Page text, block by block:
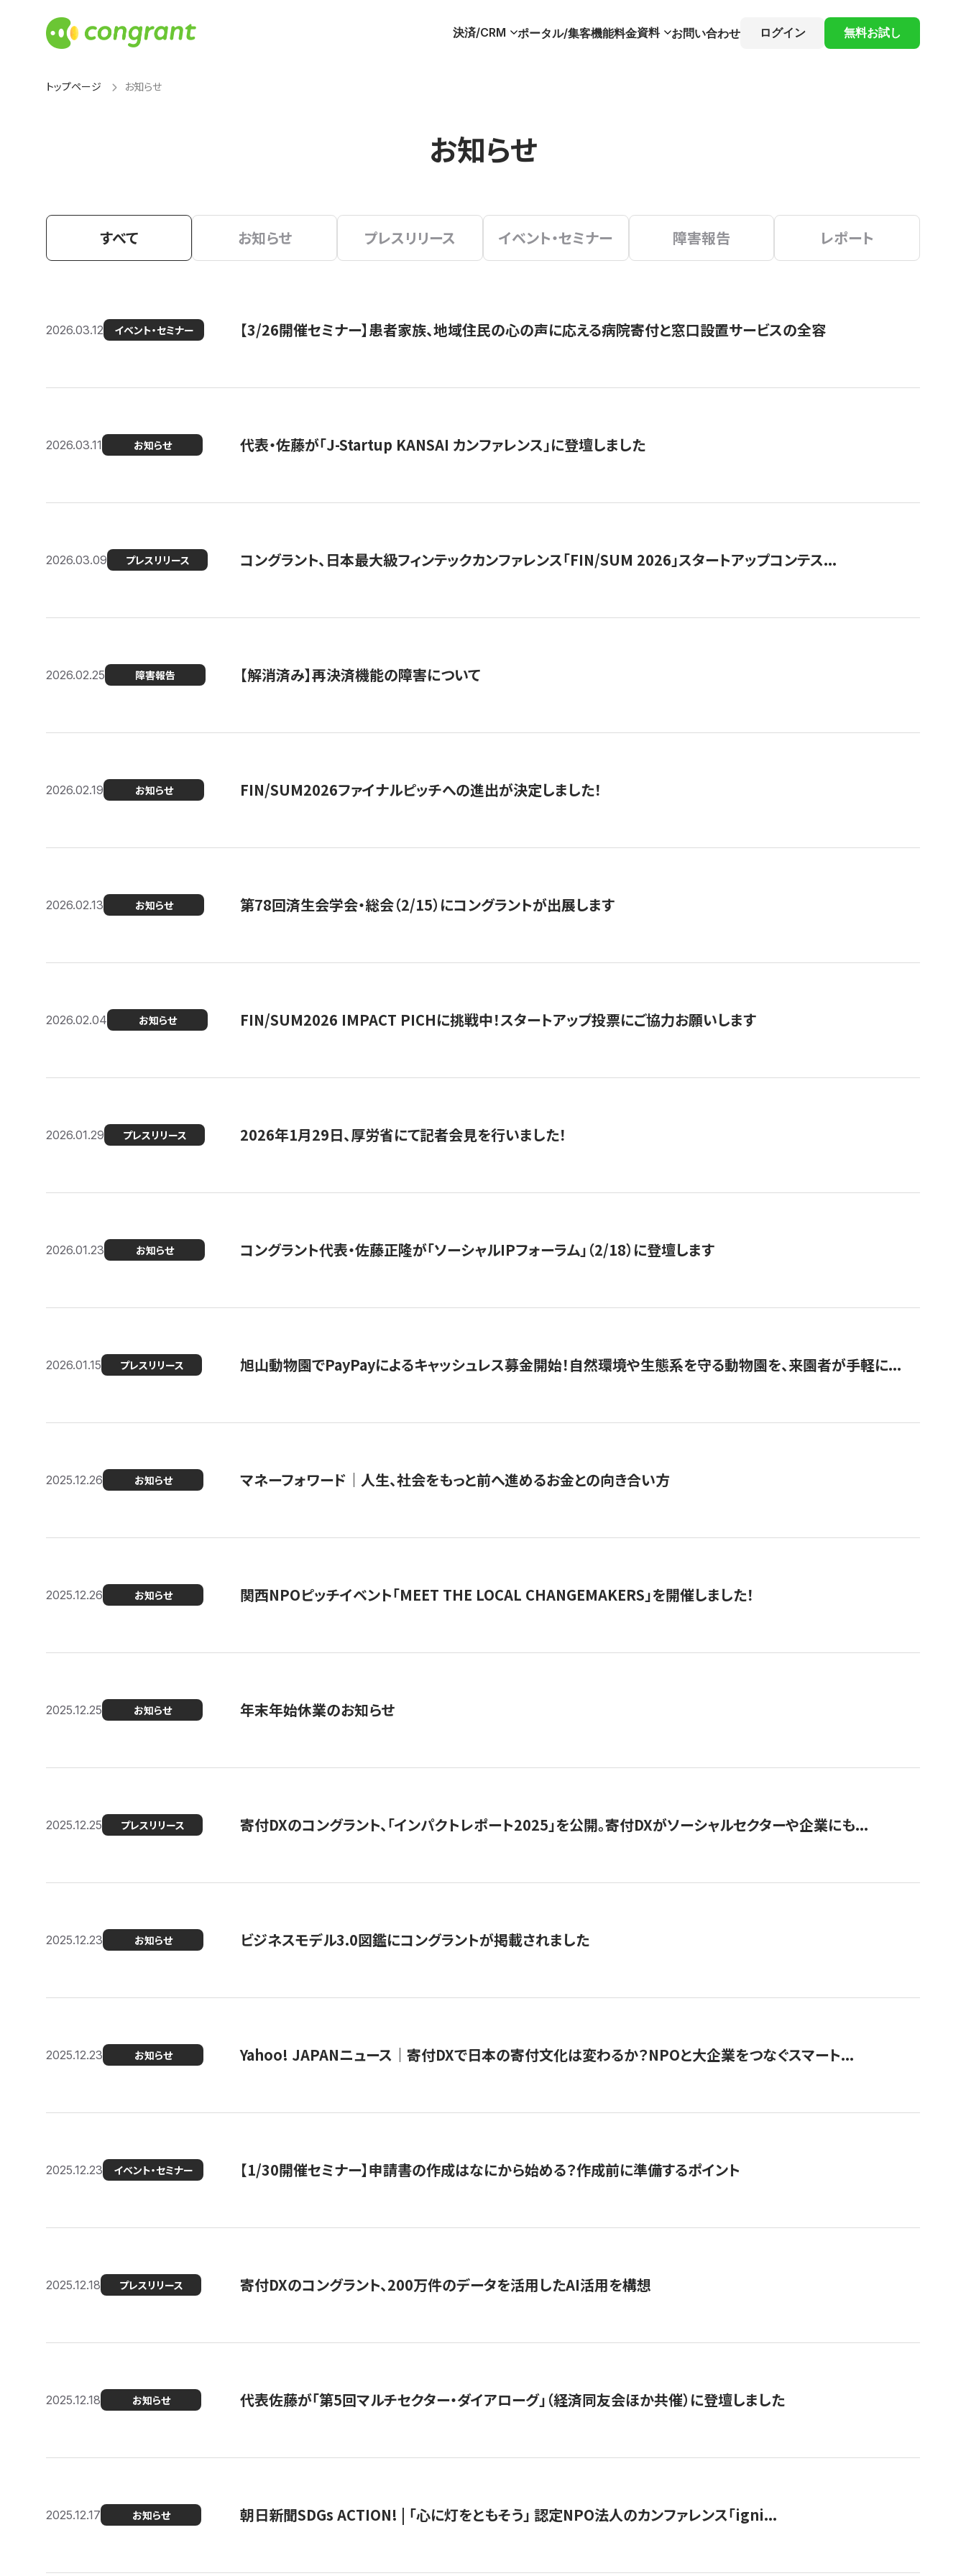
決済/CRM ポータル/集客機能料金資料 お問い合わせ ログイン 無料お試し
トップページ お知らせ
お知らせ
すべて お知らせ プレスリリース イベント・セミナー 障害報告 レポート
2026.03.12 イベント・セミナー 【3/26開催セミナー】患者家族、地域住民の心の声に応える病院寄付と窓口設置サービスの全容
2026.03.11 お知らせ 代表・佐藤が「J-Startup KANSAI カンファレンス」に登壇しました
2026.03.09 プレスリリース コングラント、日本最大級フィンテックカンファレンス「FIN/SUM 2026」スタートアップコンテス...
2026.02.25 障害報告 【解消済み】再決済機能の障害について
2026.02.19 お知らせ FIN/SUM2026ファイナルピッチへの進出が決定しました！
2026.02.13 お知らせ 第78回済生会学会・総会（2/15）にコングラントが出展します
2026.02.04 お知らせ FIN/SUM2026 IMPACT PICHに挑戦中！スタートアップ投票にご協力お願いします
2026.01.29 プレスリリース 2026年1月29日、厚労省にて記者会見を行いました！
2026.01.23 お知らせ コングラント代表・佐藤正隆が「ソーシャルIPフォーラム」（2/18）に登壇します
2026.01.15 プレスリリース 旭山動物園でPayPayによるキャッシュレス募金開始！自然環境や生態系を守る動物園を、来園者が手軽に...
2025.12.26 お知らせ マネーフォワード｜人生、社会をもっと前へ進めるお金との向き合い方
2025.12.26 お知らせ 関西NPOピッチイベント「MEET THE LOCAL CHANGEMAKERS」を開催しました！
2025.12.25 お知らせ 年末年始休業のお知らせ
2025.12.25 プレスリリース 寄付DXのコングラント、「インパクトレポート2025」を公開。寄付DXがソーシャルセクターや企業にも...
2025.12.23 お知らせ ビジネスモデル3.0図鑑にコングラントが掲載されました
2025.12.23 お知らせ Yahoo! JAPANニュース｜寄付DXで日本の寄付文化は変わるか？NPOと大企業をつなぐスマート...
2025.12.23 イベント・セミナー 【1/30開催セミナー】申請書の作成はなにから始める？作成前に準備するポイント
2025.12.18 プレスリリース 寄付DXのコングラント、200万件のデータを活用したAI活用を構想
2025.12.18 お知らせ 代表佐藤が「第5回マルチセクター・ダイアローグ」（経済同友会ほか共催）に登壇しました
2025.12.17 お知らせ 朝日新聞SDGs ACTION! | 「心に灯をともそう」 認定NPO法人のカンファレンス「igni...